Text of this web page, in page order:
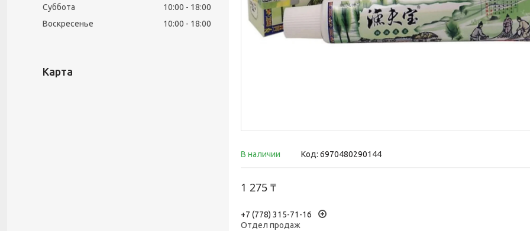
В наличии Код: 6970480290144
1 275 ₸
+7 (778) 315-71-16
Отдел продаж
Суббота
10:00
18:00
Воскресенье
10:00 18:00
Карта